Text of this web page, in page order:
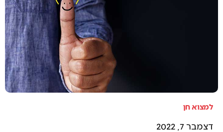
למצוא חן
דצמבר 7, 2022